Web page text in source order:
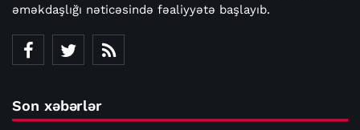
əməkdaşlığı nəticəsində fəaliyyətə başlayıb.
Son xəbərlər